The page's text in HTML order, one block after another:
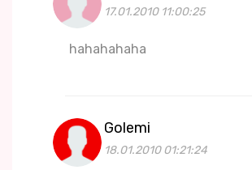
17.01.2010 11:00:25
hahahahaha
Golemi
18.01.2010 01:21:24